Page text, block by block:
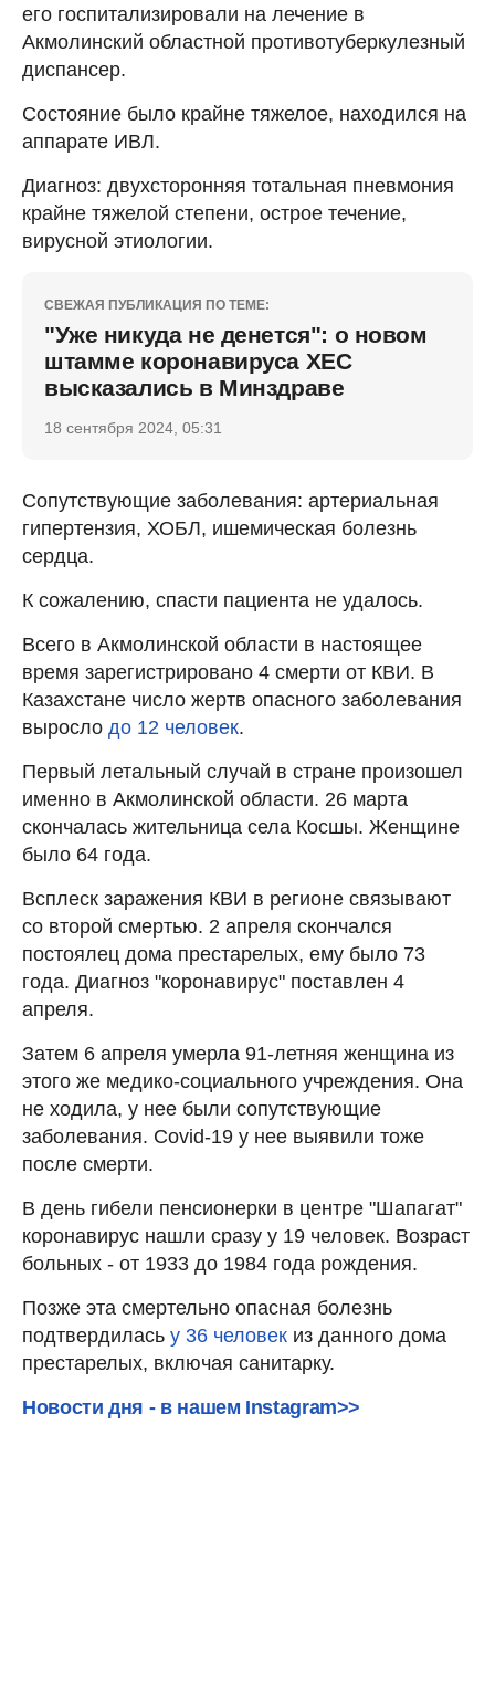
его госпитализировали на лечение в
Акмолинский областной противотуберкулезный
диспансер.
Состояние было крайне тяжелое, находился на
аппарате ИВЛ.
Диагноз: двухсторонняя тотальная пневмония
крайне тяжелой степени, острое течение,
вирусной этиологии.
СВЕЖАЯ ПУБЛИКАЦИЯ ПО ТЕМЕ:
"Уже никуда не денется": о новом
штамме коронавируса ХЕС
высказались в Минздраве
18 сентября 2024, 05:31
Сопутствующие заболевания: артериальная
гипертензия, ХОБЛ, ишемическая болезнь
сердца.
К сожалению, спасти пациента не удалось.
Всего в Акмолинской области в настоящее
время зарегистрировано 4 смерти от КВИ. В
Казахстане число жертв опасного заболевания
выросло до 12 человек.
Первый летальный случай в стране произошел
именно в Акмолинской области. 26 марта
скончалась жительница села Косшы. Женщине
было 64 года.
Всплеск заражения КВИ в регионе связывают
со второй смертью. 2 апреля скончался
постоялец дома престарелых, ему было 73
года. Диагноз "коронавирус" поставлен 4
апреля.
Затем 6 апреля умерла 91-летняя женщина из
этого же медико-социального учреждения. Она
не ходила, у нее были сопутствующие
заболевания. Covid-19 у нее выявили тоже
после смерти.
В день гибели пенсионерки в центре "Шапагат"
коронавирус нашли сразу у 19 человек. Возраст
больных - от 1933 до 1984 года рождения.
Позже эта смертельно опасная болезнь
подтвердилась у 36 человек из данного дома
престарелых, включая санитарку.
Новости дня - в нашем Instagram>>